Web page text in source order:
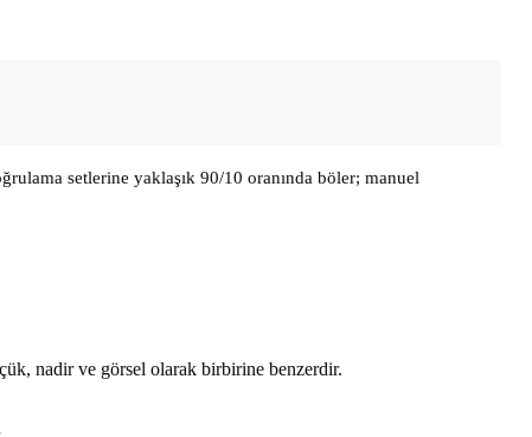
setlerine yaklaşık 90/10 oranında böler; manuel
nadir ve görsel olarak birbirine benzerdir.